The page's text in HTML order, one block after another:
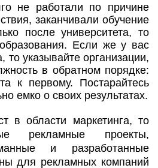
не работали по причине
заканчивали обучение
после университета, то
Если же у вас
то указывайте организации,
в обратном порядке:
к первому. Постарайтесь
емко о своих результатах.
в области маркетинга, то
рекламные проекты,
и разработанные
для рекламных компаний